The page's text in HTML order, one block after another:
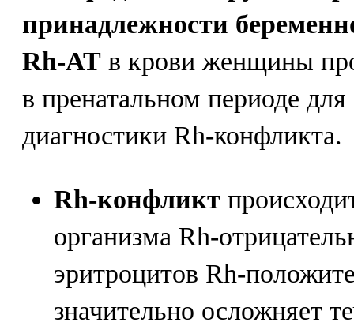
принадлежности
Rh-AT в крови женщины
в пренатальном периоде
диагностики Rh-конфликта.
Rh-конфликт
организма Rh-
эритроцитов Rh-
значительно осложняет